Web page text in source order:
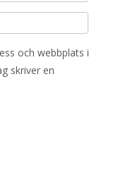
och webbplats i
skriver en